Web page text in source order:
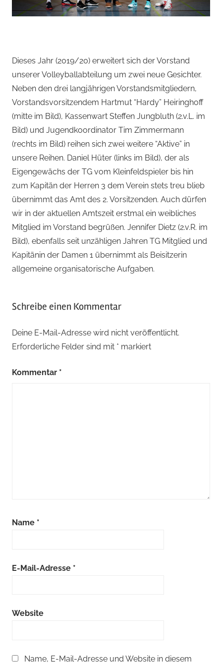
Dieses Jahr (2019/20) erweitert sich der Vorstand
unserer Volleyballabteilung um zwei neue Gesichter.
Neben den drei langjährigen Vorstandsmitgliedern,
Vorstandsvorsitzendem Hartmut “Hardy” Heiringhoff
(mitte im Bild), Kassenwart Steffen Jungbluth (2.v.L. im
Bild) und Jugendkoordinator Tim Zimmermann
(rechts im Bild) reihen sich zwei weitere “Aktive” in
unsere Reihen. Daniel Hüter (links im Bild), der als
Eigengewächs der TG vom Kleinfeldspieler bis hin
zum Kapitän der Herren 3 dem Verein stets treu blieb
übernimmt das Amt des 2. Vorsitzenden. Auch dürfen
wir in der aktuellen Amtszeit erstmal ein weibliches
Mitglied im Vorstand begrüßen. Jennifer Dietz (2.v.R. im
Bild), ebenfalls seit unzähligen Jahren TG Mitglied und
Kapitänin der Damen 1 übernimmt als Beisitzerin
allgemeine organisatorische Aufgaben.
Schreibe einen Kommentar
Deine E-Mail-Adresse wird nicht veröffentlicht.
Erforderliche Felder sind mit * markiert
Kommentar *
Name *
E-Mail-Adresse *
Website
Name, E-Mail-Adresse und Website in diesem